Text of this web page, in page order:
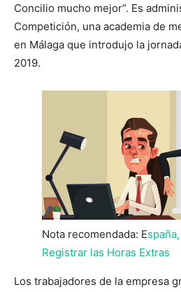
Concilio mucho mejor”. Es
Competición, una academia de
en Málaga que introdujo la
2019.
Nota recomendada: E
Registrar las Horas Extras
Los trabajadores de la empresa